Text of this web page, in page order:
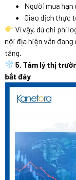
Người mua
Giao dịch thực
Vì vậy, dù chi phí
nội địa hiện vẫn đang
tăng.
5. Tâm lý thị
bắt đáy